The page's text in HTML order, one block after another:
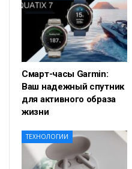
Смарт-часы Garmin:
Ваш надежный спутник
для активного образа
жизни
ТЕХНОЛОГИИ